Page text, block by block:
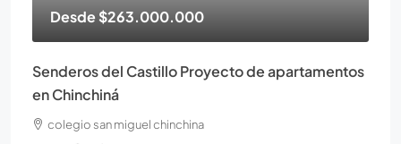
Desde$263.000.000
Senderos del Castillo Proyecto de apartamentos
en Chinchiná
colegio san miguel chinchina